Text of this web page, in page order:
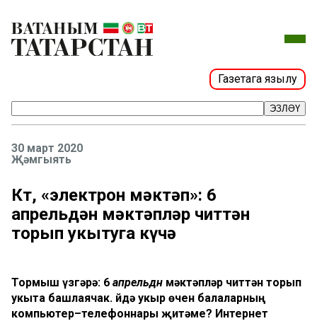
Газетага язылу
ЭЗЛӘҮ
30 март 2020
Җәмгыять
Көт, «электрон мәктәп»: 6
апрельдән мәктәпләр читтән
торып укытуга күчә
Тормыш үзгәрә: 6 апрельдән мәктәпләр читтән торып
укыта башлаячак. Өйдә укыр өчен балаларның
компьютер–телефоннары җитәме? Интернет